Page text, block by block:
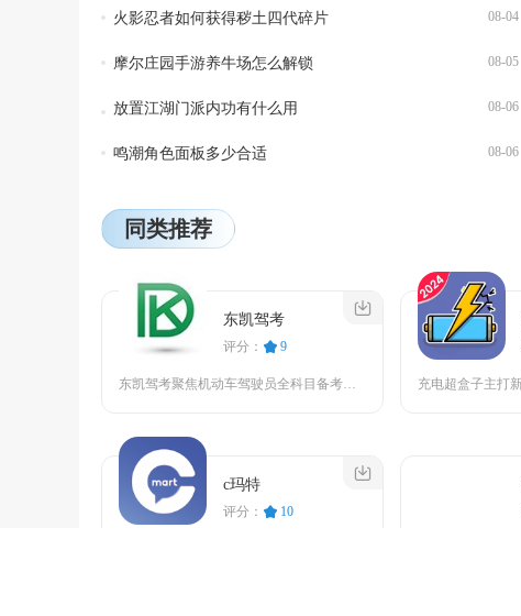
火影忍者如何获得秽土四代碎片 08-04
摩尔庄园手游养牛场怎么解锁 08-05
放置江湖门派内功有什么用 08-06
鸣潮角色面板多少合适 08-06
同类推荐
东凯驾考
评分： 9
c玛特
评分： 10